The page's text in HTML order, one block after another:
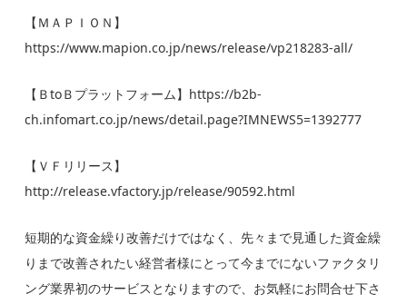
【ＭＡＰＩＯＮ】
https://www.mapion.co.jp/news/release/vp218283-all/
【ＢtoＢプラットフォーム】 https://b2b-
ch.infomart.co.jp/news/detail.page?IMNEWS5=1392777
【ＶＦリリース】
http://release.vfactory.jp/release/90592.html
短期的な資金繰り改善だけではなく、先々まで見通した資金繰
りまで改善されたい経営者様にとって今までにないファクタリ
ング業界初のサービスとなりますので、お気軽にお問合せ下さ